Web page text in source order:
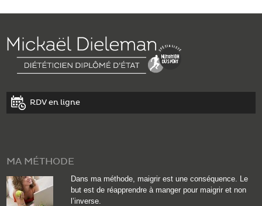
RDV en ligne
MA MÉTHODE
Dans ma méthode, maigrir est une conséquence. Le
but est de réapprendre à manger pour maigrir et non
l’inverse.